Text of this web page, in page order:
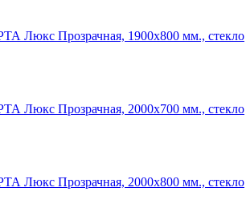
Люкс Прозрачная, 1900х800 мм., стекло
Люкс Прозрачная, 2000х700 мм., стекло
Люкс Прозрачная, 2000х800 мм., стекло